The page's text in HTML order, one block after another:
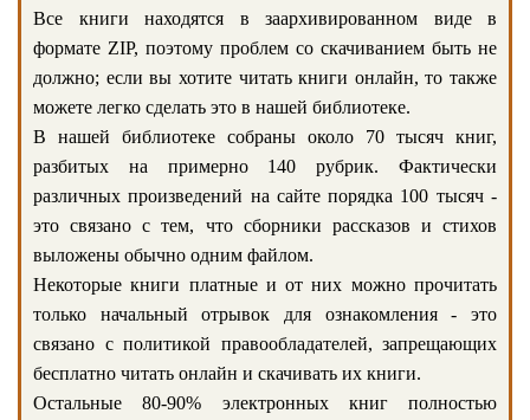
Все книги находятся в заархивированном виде в
формате ZIP, поэтому проблем со скачиванием быть не
должно; если вы хотите читать книги онлайн, то также
можете легко сделать это в нашей библиотеке.
В нашей библиотеке собраны около 70 тысяч книг,
разбитых на примерно 140 рубрик. Фактически
различных произведений на сайте порядка 100 тысяч -
это связано с тем, что сборники рассказов и стихов
выложены обычно одним файлом.
Некоторые книги платные и от них можно прочитать
только начальный отрывок для ознакомления - это
связано с политикой правообладателей, запрещающих
бесплатно читать онлайн и скачивать их книги.
Остальные 80-90% электронных книг полностью